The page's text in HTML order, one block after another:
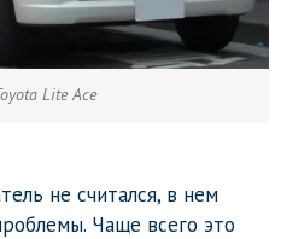
Lite Ace
не считался, в нем
Чаще всего это